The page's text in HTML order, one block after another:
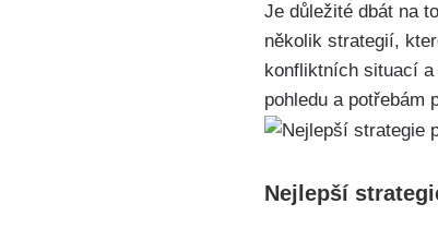
Je důležité dbát na
několik strategií,
konfliktních situací
pohledu a potřebám
Nejlepší